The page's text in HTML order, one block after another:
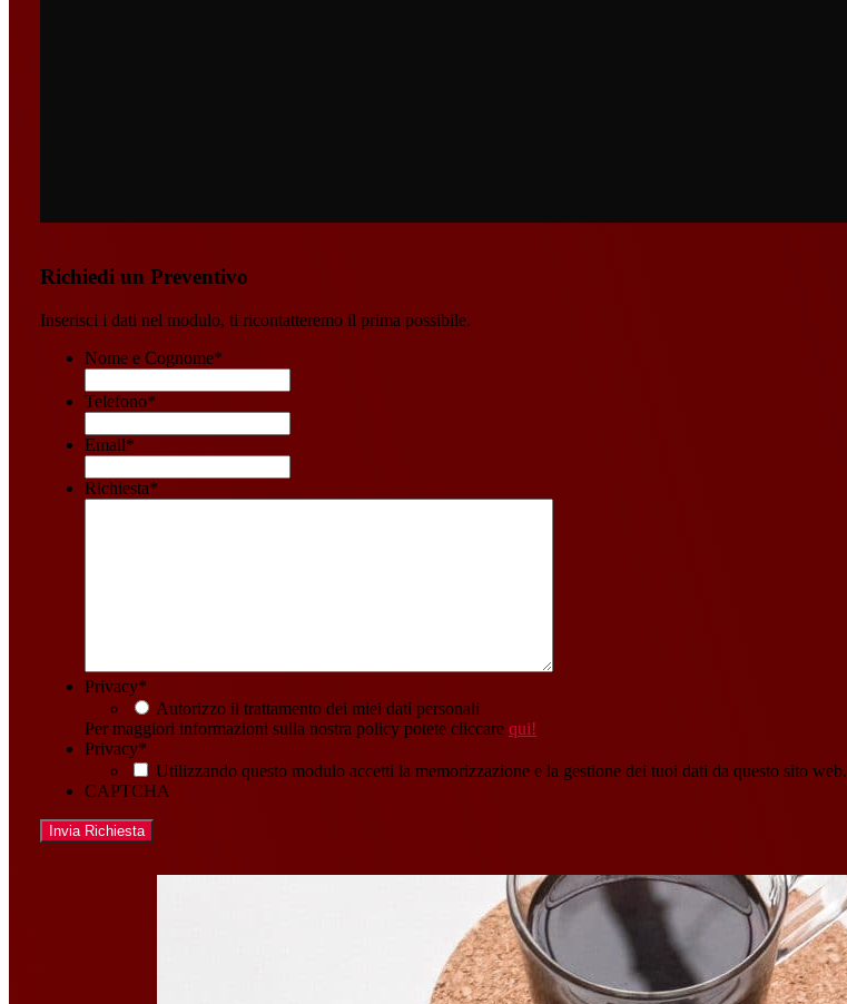
Richiedi un Preventivo
Inserisci i dati nel modulo, ti ricontatteremo il prima possibile.
Nome e Cognome*
Telefono*
Email*
Richiesta*
Privacy*
Autorizzo il trattamento dei miei dati personali
Per maggiori informazioni sulla nostra policy potete cliccare qui!
Privacy*
Utilizzando questo modulo accetti la memorizzazione e la gestione dei tuoi dati da questo sito web.
CAPTCHA